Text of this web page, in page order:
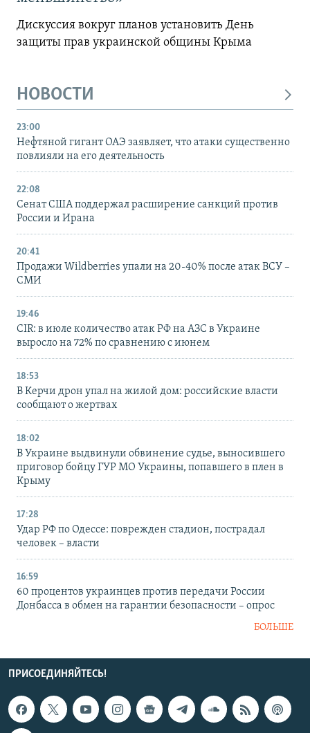
Дискуссия вокруг планов установить День
защиты прав украинской общины Крыма
НОВОСТИ
23:00
Нефтяной гигант ОАЭ заявляет, что атаки существенно
повлияли на его деятельность
22:08
Сенат США поддержал расширение санкций против
России и Ирана
20:41
Продажи Wildberries упали на 20-40% после атак ВСУ –
СМИ
19:46
CIR: в июле количество атак РФ на АЗС в Украине
выросло на 72% по сравнению с июнем
18:53
В Керчи дрон упал на жилой дом: российские власти
сообщают о жертвах
18:02
В Украине выдвинули обвинение судье, выносившего
приговор бойцу ГУР МО Украины, попавшего в плен в
Крыму
17:28
Удар РФ по Одессе: поврежден стадион, пострадал
человек – власти
16:59
60 процентов украинцев против передачи России
Донбасса в обмен на гарантии безопасности – опрос
БОЛЬШЕ
ПРИСОЕДИНЯЙТЕСЬ!